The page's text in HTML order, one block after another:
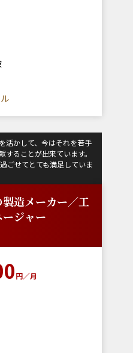
活かして、今はそれを若手
することが出来ています。
ごせてとても満足していま
造メーカー／工
ジャー
円／月